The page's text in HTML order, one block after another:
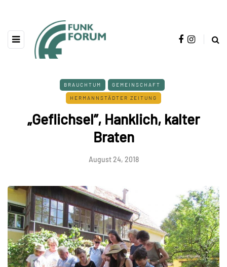
BRAUCHTUM GEMEINSCHAFT
HERMANNSTÄDTER ZEITUNG
„Geflichsel”, Hanklich, kalter
Braten
August 24, 2018